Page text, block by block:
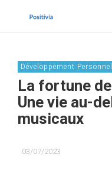
Développement Personnel
La fortune
Une vie au-
musicaux
03/07/2023